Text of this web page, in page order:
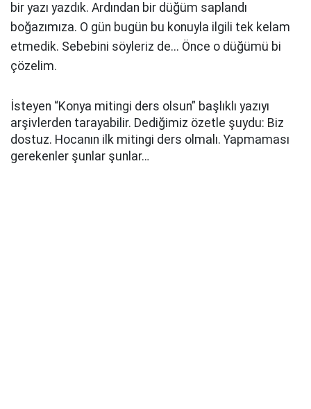
bir yazı yazdık. Ardından bir düğüm saplandı
boğazımıza. O gün bugün bu konuyla ilgili tek kelam
etmedik. Sebebini söyleriz de... Önce o düğümü bi
çözelim.
İsteyen “Konya mitingi ders olsun” başlıklı yazıyı
arşivlerden tarayabilir. Dediğimiz özetle şuydu: Biz
dostuz. Hocanın ilk mitingi ders olmalı. Yapmaması
gerekenler şunlar şunlar…